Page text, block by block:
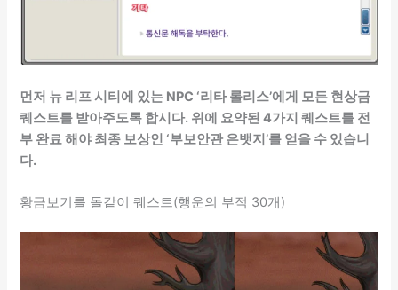
먼저 뉴 리프 시티에 있는 NPC ‘리타 롤리스’에게 모든 현상금
퀘스트를 받아주도록 합시다. 위에 요약된 4가지 퀘스트를 전
부 완료 해야 최종 보상인 ‘부보안관 은뱃지’를 얻을 수 있습니
다.
황금보기를 돌같이 퀘스트(행운의 부적 30개)